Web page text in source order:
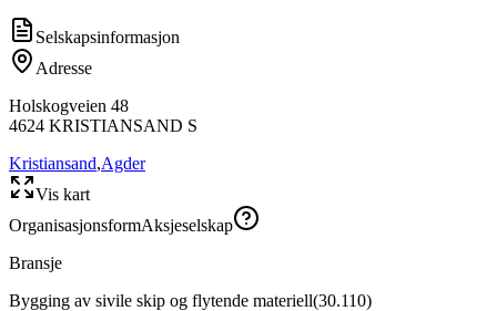
Selskapsinformasjon
Adresse
Holskogveien 48
4624 KRISTIANSAND S
Kristiansand,Agder
Vis kart
OrganisasjonsformAksjeselskap
Bransje
Bygging av sivile skip og flytende materiell(30.110)